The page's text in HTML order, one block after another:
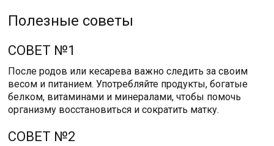
Полезные советы
СОВЕТ №1
После родов или кесарева важно следить за своим
весом и питанием. Употребляйте продукты, богатые
белком, витаминами и минералами, чтобы помочь
организму восстановиться и сократить матку.
СОВЕТ №2